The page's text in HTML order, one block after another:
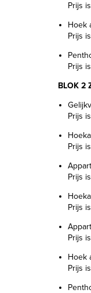
Prijs is
Hoek
Prijs is
Prijs is
BLOK 2
Prijs is
Prijs is
Prijs is
Prijs is
Prijs is
Hoek
Prijs is